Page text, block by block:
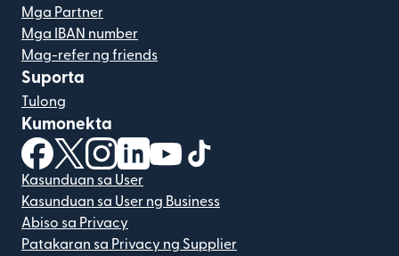
Mga Partner
Mga IBAN number
Mag-refer ng friends
Suporta
Tulong
Kumonekta
(bubukas sa bagong window)
(bubukas sa bagong window)
(bubukas sa bagong window)
(bubukas sa bagong window)
(bubukas sa bagong window)
Kasunduan sa User
Kasunduan sa User ng Business
Abiso sa Privacy
Patakaran sa Privacy ng Supplier